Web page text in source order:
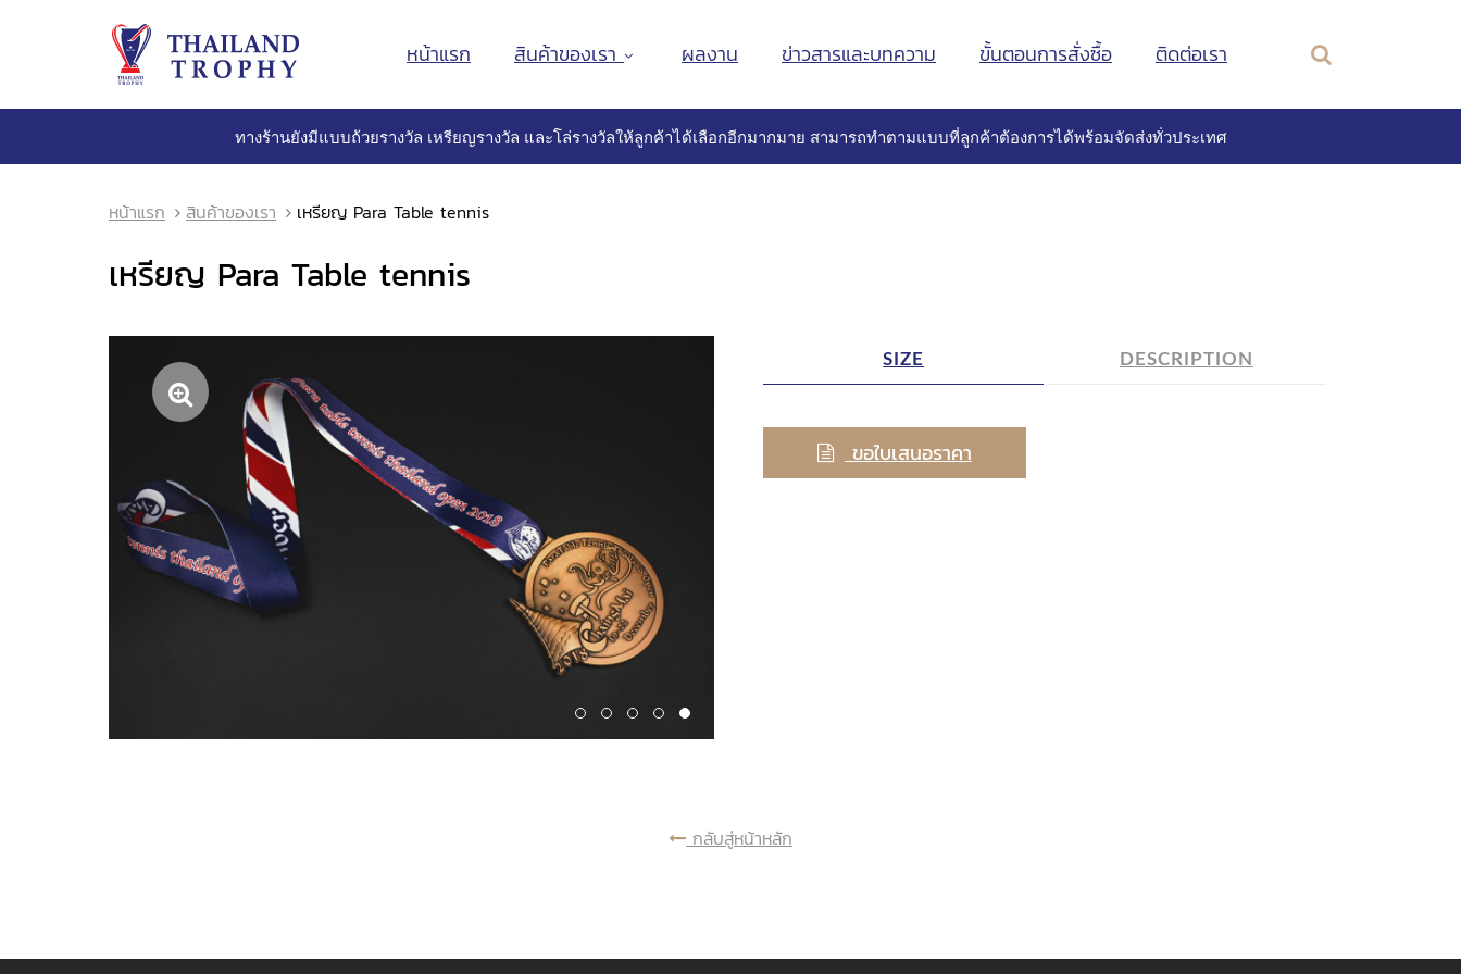
หน้าแรก สินค้าของเรา ผลงาน ข่าวสารและบทความ ขั้นตอนการสั่งซื้อ ติดต่อเรา
ทางร้านยังมีแบบถ้วยรางวัล เหรียญรางวัล และโล่รางวัลให้ลูกค้าได้เลือกอีกมากมาย สามารถทำตามแบบที่ลูกค้าต้องการได้พร้อมจัดส่งทั่วประเทศ
หน้าแรก สินค้าของเรา เหรียญ Para Table tennis
เหรียญ Para Table tennis
SIZE DESCRIPTION
ขอใบเสนอราคา
กลับสู่หน้าหลัก